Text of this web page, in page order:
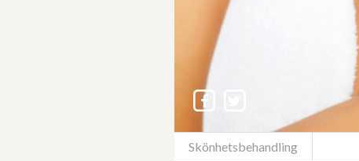
Skönhetsbehandling